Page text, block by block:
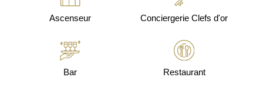
Ascenseur Conciergerie Clefs d'or
Bar Restaurant